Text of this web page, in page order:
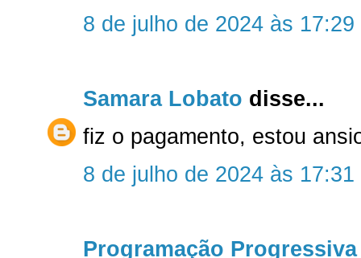
8 de julho de 2024 às 17:29
Samara Lobato disse...
fiz o pagamento, estou
8 de julho de 2024 às 17:31
Programação Progressiva